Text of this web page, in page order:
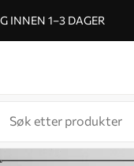
INNEN 1–3 DAGER